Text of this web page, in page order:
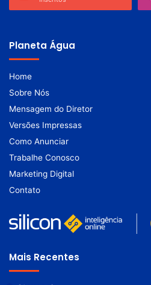
Planeta Água
Home
Sobre Nós
Mensagem do Diretor
Versões Impressas
Como Anunciar
Trabalhe Conosco
Marketing Digital
Contato
Mais Recentes